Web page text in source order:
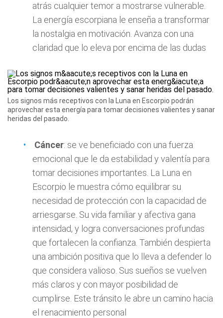
atrás cualquier temor a mostrarse vulnerable.
La energía escorpiana le enseña a transformar
la nostalgia en motivación. Avanza con una
claridad que lo eleva por encima de las dudas
Los signos más receptivos con la Luna en Escorpio podrán
aprovechar esta energía para tomar decisiones valientes y sanar
heridas del pasado.
Cáncer: se ve beneficiado con una fuerza
emocional que le da estabilidad y valentía para
tomar decisiones importantes. La Luna en
Escorpio le muestra cómo equilibrar su
necesidad de protección con la capacidad de
arriesgarse. Su vida familiar y afectiva gana
intensidad, y logra conversaciones profundas
que fortalecen la confianza. También despierta
una ambición positiva que lo lleva a defender lo
que considera valioso. Sus sueños se vuelven
más claros y con mayor posibilidad de
cumplirse. Este tránsito le abre un camino hacia
el renacimiento personal